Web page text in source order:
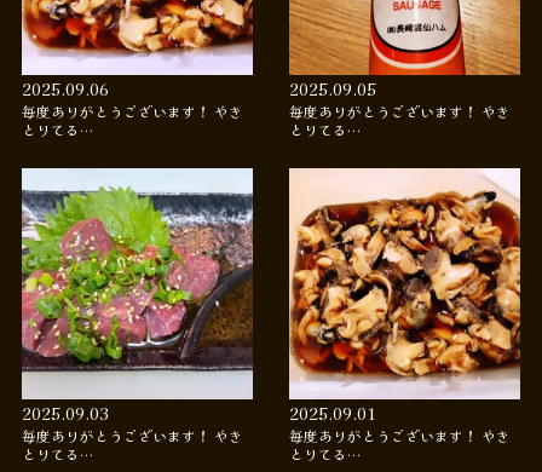
2025.09.06
毎度ありがとうございます！ やき
とりてる…
2025.09.05
毎度ありがとうございます！ やき
とりてる…
2025.09.03
毎度ありがとうございます！ やき
とりてる…
2025.09.01
毎度ありがとうございます！ やき
とりてる…